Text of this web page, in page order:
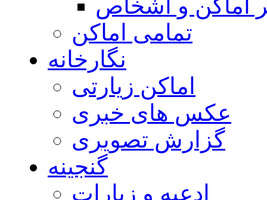
اماكن و اشخاص
تمامی اماکن
نگارخانه
اماکن زیارتی
عکس های خبری
گزارش تصویری
گنجینه
ادعیه و زیارات